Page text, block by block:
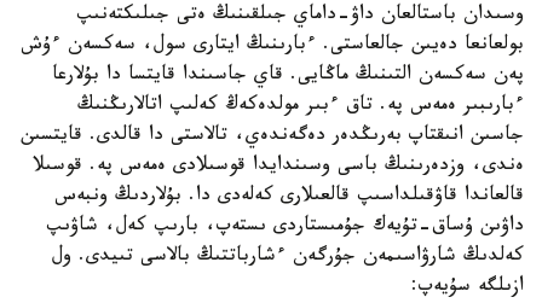
وسىدان باستالعان داۋ-داماي جىلقىنىڭ ەتى جىلىكتەنىپ
بولعانعا دەيىن جالعاستى. ءبارىنىڭ ايتارى سول، سەكسەن ءۇش
پەن سەكسەن التىنىڭ ماڭايى. قاي جاسىندا قايتسا دا بۇلارعا
ءبارىبىر ەمەس پە. تاق ءبىر مولدەكەڭ كەلىپ اتالارىڭنىڭ
جاسىن انىقتاپ بەرىڭدەر دەگەندەي، تالاستى دا قالدى. قايتسىن
ەندى، وزدەرىنىڭ باسى وسىندايدا قوسىلادى ەمەس پە. قوسىلا
قالعاندا قاۋقىلداسىپ قالعىلارى كەلەدى دا. بۇلاردىڭ ونبەس
داۋىن ۇساق-تۇيەك جۇمىستاردى ىستەپ، بارىپ كەل، شاۋىپ
كەلدىڭ شارۋاسىمەن جۇرگەن ءشارباتتىڭ بالاسى تىيدى. ول
ازىلگە سۇيەپ: